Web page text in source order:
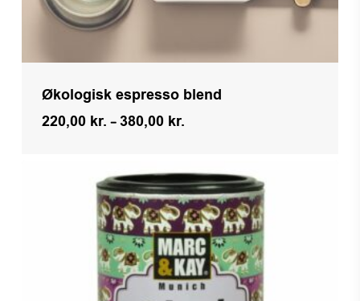
Økologisk espresso blend
220,00 kr. –380,00 kr.
380,00 kr.